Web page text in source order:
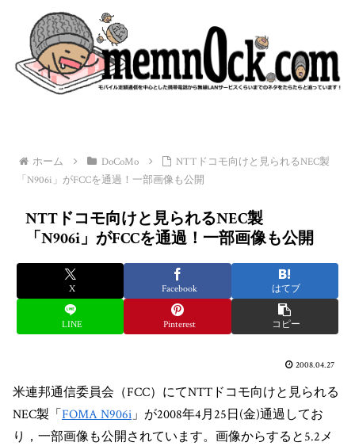
ホーム DoCoMo
NTTドコモ向けと見られるNEC製
「N906i」がFCCを通過！一部画像も公開
NTTドコモ向けと見られるNEC製
「N906i」がFCCを通過！一部画像も公開
X Facebook はてブ
LINE Pinterest コピー
2008.04.27
米連邦通信委員会（FCC）にてNTTドコモ向けと見られる
NEC製「FOMA N906i」が2008年4月25日(金)通過してお
り，一部画像も公開されています。画像からすると5.2メ